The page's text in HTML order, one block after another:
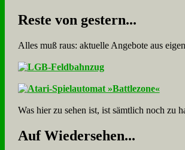
Re­ste von ge­stern...
Alles muß raus: aktuelle An­ge­bo­te aus
Was hier zu sehen ist, ist sämt­lich noch zu
Auf Wie­der­se­hen...